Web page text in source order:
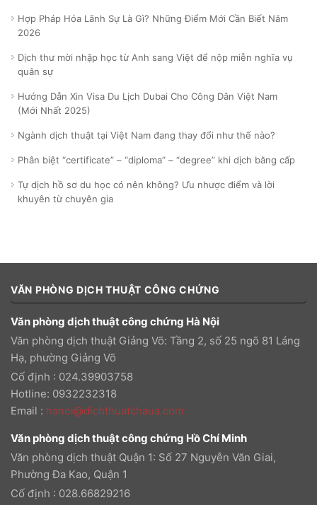
Hợp Pháp Hóa Lãnh Sự Là Gì? Những Điểm Mới Cần Biết Năm
2026
Dịch thư mời nhập học từ Anh sang Việt để nộp miễn nghĩa vụ
quân sự
Hướng Dẫn Xin Visa Du Lịch Dubai Cho Công Dân Việt Nam
(Mới Nhất 2025)
Ngành dịch thuật tại Việt Nam đang thay đổi như thế nào?
Phân biệt “certificate” – “diploma” – “degree” khi dịch bằng cấp
Tự dịch hồ sơ du học có nên không? Ưu nhược điểm và lời
khuyên từ chuyên gia
VĂN PHÒNG DỊCH THUẬT CÔNG CHỨNG
Văn phòng dịch thuật công chứng Hà Nội
Văn phòng dịch thuật Giảng Võ: Tầng 2, số 25 ngõ 81 Láng
Hạ, phường Giảng Võ
Cố định : 024.39903758
Hotline: 0932232318
Email : hanoi@dichthuatchaua.com
Văn phòng dịch thuật công chứng Hồ Chí Minh
Văn phòng dịch thuật Quận 1: Số 27 Nguyễn Văn Giai,
Phường Đa Kao, Quận 1
Cố định : 028.66829216